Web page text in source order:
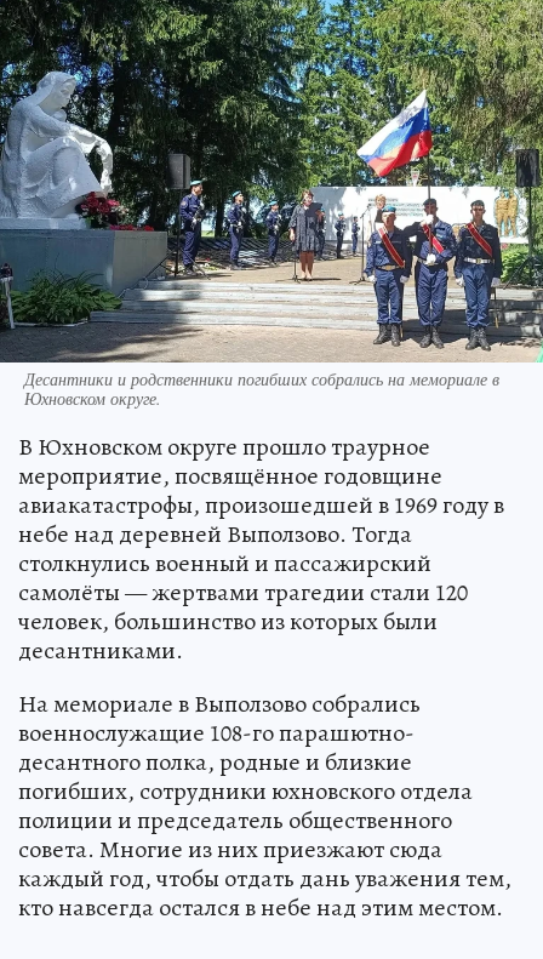
Десантники и родственники погибших собрались на мемориале в
Юхновском округе.
В Юхновском округе прошло траурное
мероприятие, посвящённое годовщине
авиакатастрофы, произошедшей в 1969 году в
небе над деревней Выползово. Тогда
столкнулись военный и пассажирский
самолёты — жертвами трагедии стали 120
человек, большинство из которых были
десантниками.
На мемориале в Выползово собрались
военнослужащие 108-го парашютно-
десантного полка, родные и близкие
погибших, сотрудники юхновского отдела
полиции и председатель общественного
совета. Многие из них приезжают сюда
каждый год, чтобы отдать дань уважения тем,
кто навсегда остался в небе над этим местом.